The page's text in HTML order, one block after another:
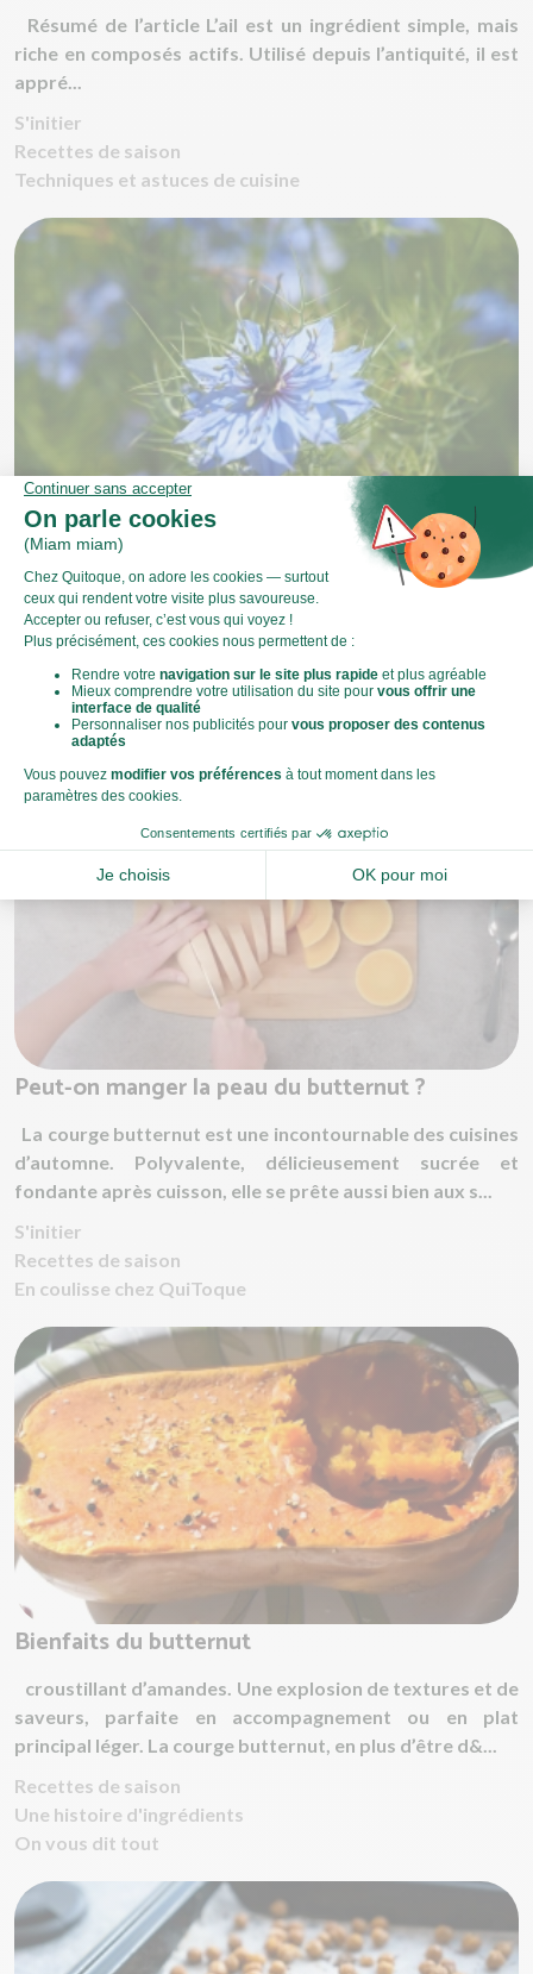
Résumé de l’article L’ail est un ingrédient simple, mais
riche en composés actifs. Utilisé depuis l’antiquité, il est
appré...
S'initier
Recettes de saison
Techniques et astuces de cuisine
Les bienfaits de la nigelle
Résumé Depuis des millénaires, la nigelle, aussi connue
sous le nom de cumin noir est utilisée dans de
nombreuses cultures pour ses propriétés na...
Recettes de saison
Une histoire d'ingrédients
Trucs & astuces de Chef Céline
Peut-on manger la peau du butternut ?
La courge butternut est une incontournable des cuisines
d’automne. Polyvalente, délicieusement sucrée et
fondante après cuisson, elle se prête aussi bien aux s...
S'initier
Recettes de saison
En coulisse chez QuiToque
Bienfaits du butternut
croustillant d’amandes. Une explosion de textures et de
saveurs, parfaite en accompagnement ou en plat
principal léger. La courge butternut, en plus d’être d&...
Recettes de saison
Une histoire d'ingrédients
On vous dit tout